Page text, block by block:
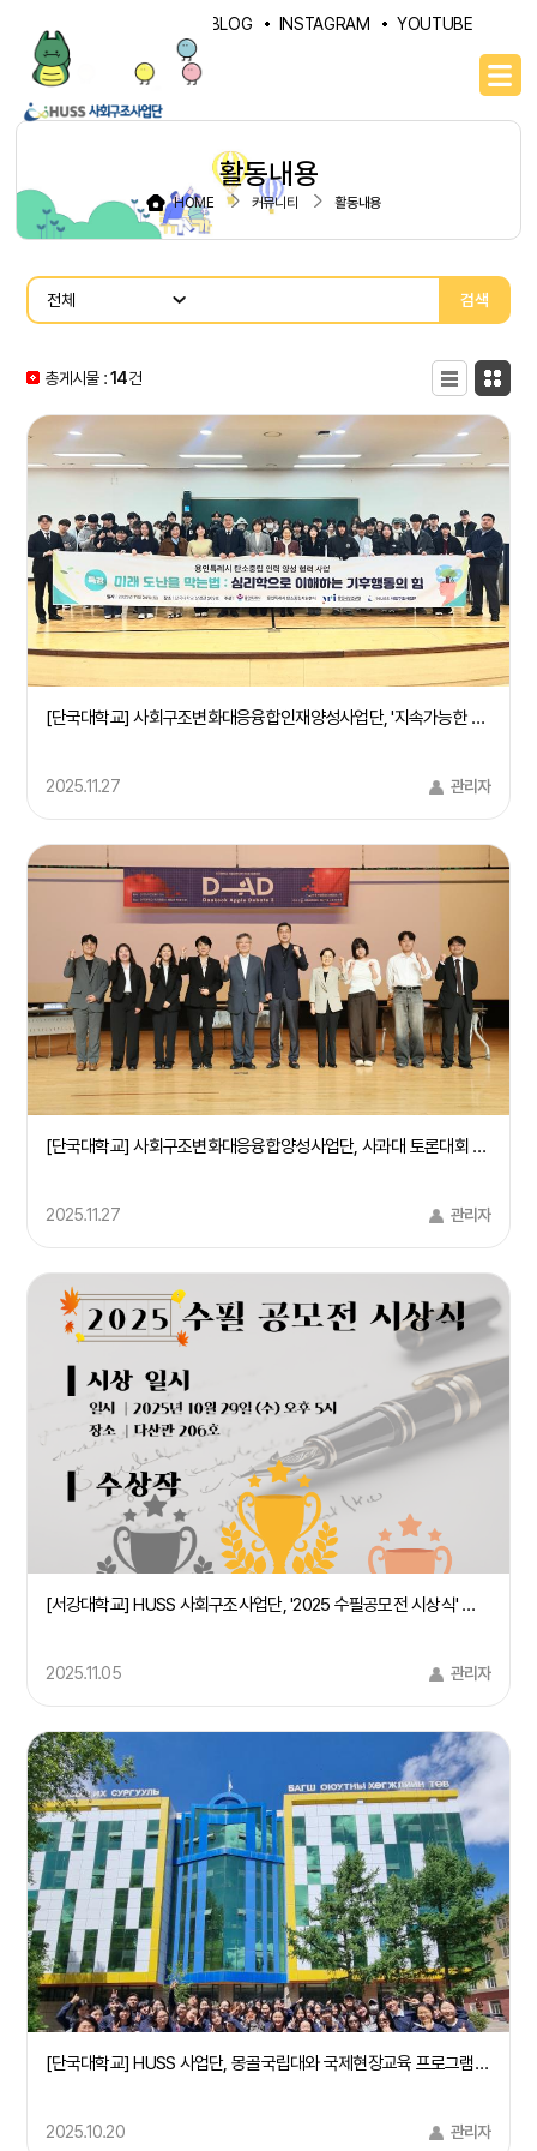
NAVER BLOG INSTAGRAM YOUTUBE
활동내용
HOME 커뮤니티 활동내용
검색
총게시물 :14건
목록형
[단국대학교] 사회구조변화대응융합인재양성사업단, '지속가능한 지구환경을 위한 기후행동 캠페인' 개최(25/11/24)
2025.11.27 관리자
[단국대학교] 사회구조변화대응융합양성사업단, 사과대 토론대회 및 시민특강 개최(25/9/24)
2025.11.27 관리자
[서강대학교] HUSS 사회구조사업단, '2025 수필공모전 시상식' 개최(25.10.29)
2025.11.05 관리자
[단국대학교] HUSS 사업단, 몽골국립대와 국제현장교육 프로그램 성료
2025.10.20 관리자